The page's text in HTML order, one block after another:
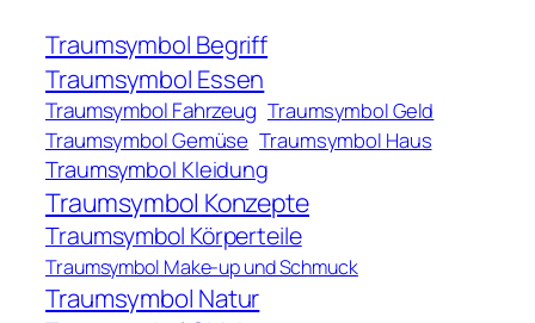
Traumsymbol Begriff
Traumsymbol Essen
Traumsymbol Fahrzeug Traumsymbol Geld
Traumsymbol Gemüse Traumsymbol Haus
Traumsymbol Kleidung
Traumsymbol Konzepte
Traumsymbol Körperteile
Traumsymbol Make-up und Schmuck
Traumsymbol Natur